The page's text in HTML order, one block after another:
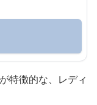
特徴的な、レディ